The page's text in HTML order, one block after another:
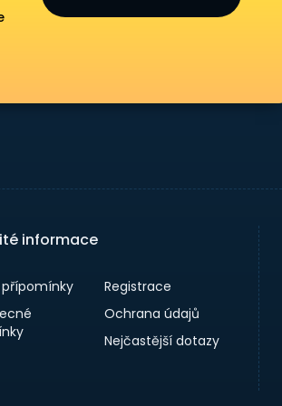
informace
Registrace
Ochrana údajů
Nejčastější dotazy